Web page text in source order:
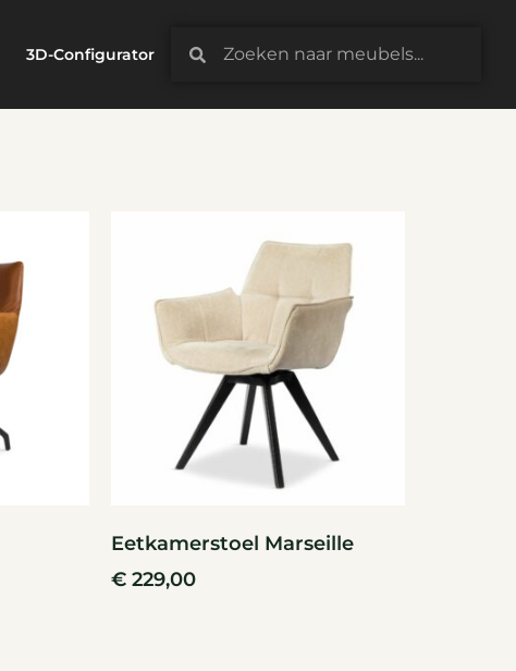
3D-Configurator
Eetkamerstoel Marseille
€ 229,00